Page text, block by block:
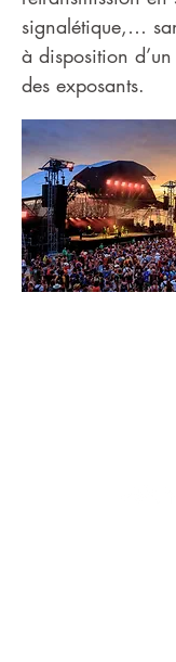
signalétique,…
à disposition
des exposants.